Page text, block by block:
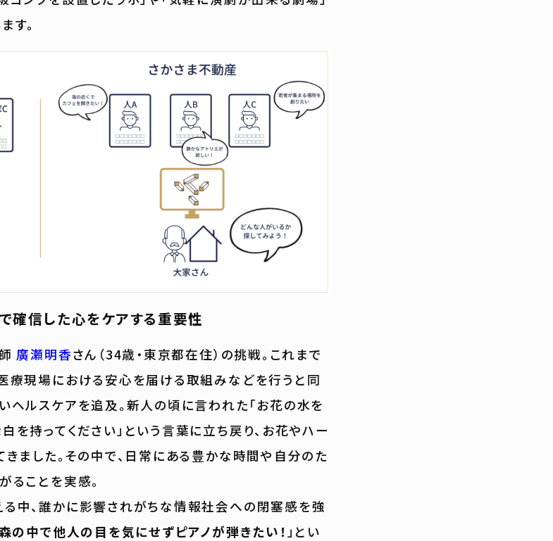
す。
確信した心をケアする重要性
廣瀬明香さん（34歳・東京都在住）の挑戦。これまで
療現場における安心を届ける取組みなどを行うと同
ヘルスケアを追及。新人の頃に言われた「お花の水を
持ってください」という言葉に立ち戻り、お花やハー
ました。その中で、日常にある豊かな時間や自分のた
ることを実感。
中、誰かに影響されがちな情報社会への閉塞感を強
の中で他人の目を気にせずピアノが弾きたい！ 」とい